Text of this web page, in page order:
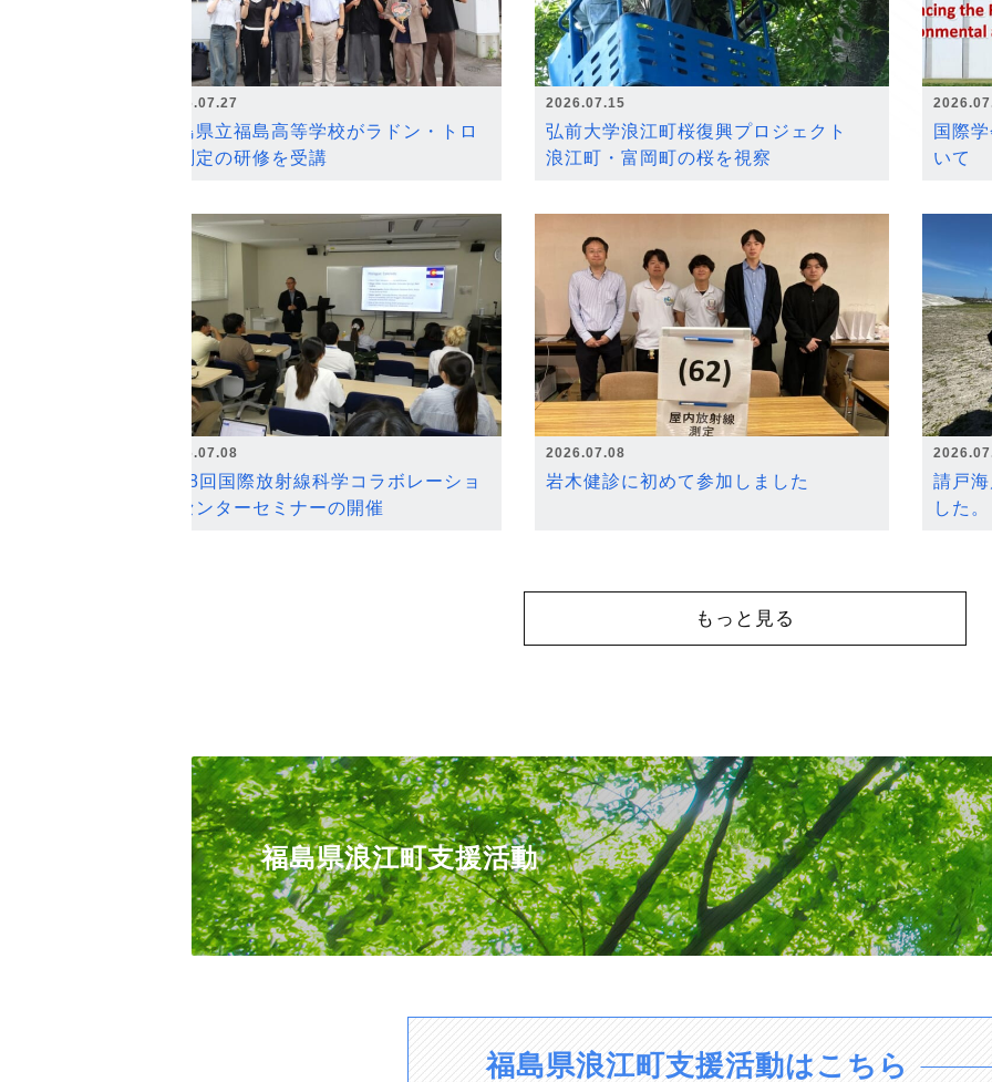
2026.07.27
福島県立福島高等学校がラドン・トロ
ン測定の研修を受講
2026.07.15
弘前大学浪江町桜復興プロジェクト
浪江町・富岡町の桜を視察
国際
いて
2026.07.08
第18回国際放射線科学コラボレーショ
ンセンターセミナーの開催
2026.07.08
岩木健診に初めて参加しました
請戸
した。
もっと見る
福島県浪江町支援活動
福島県浪江町支援活動はこちら